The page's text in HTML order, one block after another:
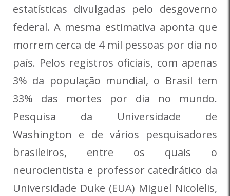
estatísticas divulgadas pelo desgoverno
federal. A mesma estimativa aponta que
morrem cerca de 4 mil pessoas por dia no
país. Pelos registros oficiais, com apenas
3% da população mundial, o Brasil tem
33% das mortes por dia no mundo.
Pesquisa da Universidade de
Washington e de vários pesquisadores
brasileiros, entre os quais o
neurocientista e professor catedrático da
Universidade Duke (EUA) Miguel Nicolelis,